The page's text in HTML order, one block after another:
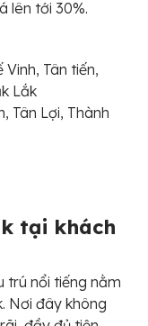
lên tới 30%.
Tân tiến,
Lắk
Tân Lợi, Thành
tại khách
trú nổi tiếng nằm
Nơi đây không